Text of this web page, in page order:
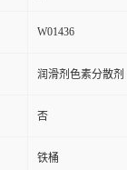
W01436
润滑剂色素分散剂
否
铁桶